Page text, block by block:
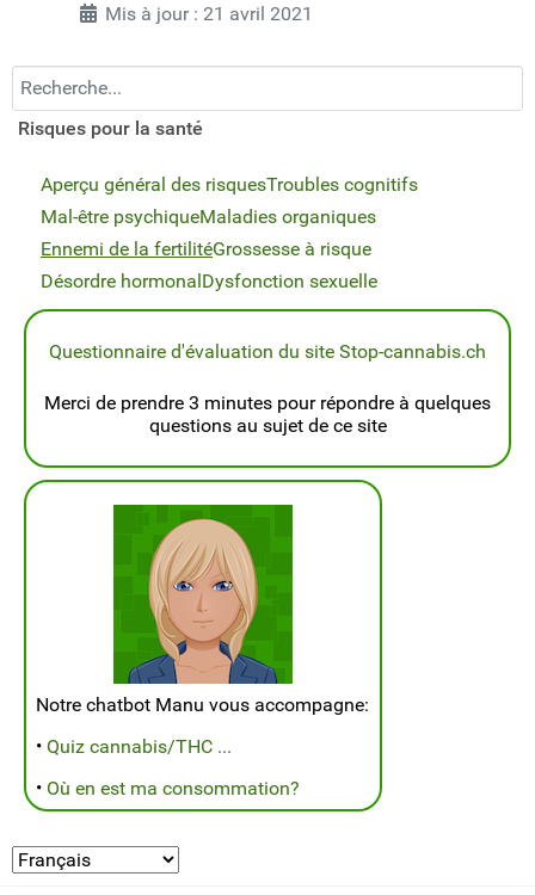
Mis à jour : 21 avril 2021
Recherchez...
Risques pour la santé
Aperçu général des risquesTroubles cognitifs
Mal-être psychiqueMaladies organiques
Ennemi de la fertilitéGrossesse à risque
Désordre hormonalDysfonction sexuelle
Questionnaire d'évaluation du site Stop-cannabis.ch
Merci de prendre 3 minutes pour répondre à quelques
questions au sujet de ce site
Notre chatbot Manu vous accompagne:
• Quiz cannabis/THC ...
• Où en est ma consommation?